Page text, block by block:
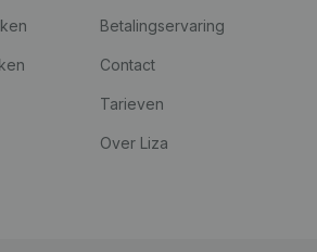
Betalingservaring
Contact
Tarieven
Over Liza